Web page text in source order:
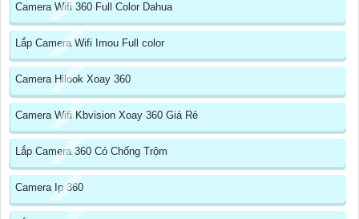
Camera Wifi 360 Full Color Dahua
Lắp Camera Wifi Imou Full color
Camera Hilook Xoay 360
Camera Wifi Kbvision Xoay 360 Giá Rẻ
Lắp Camera 360 Có Chống Trộm
Camera Ip 360